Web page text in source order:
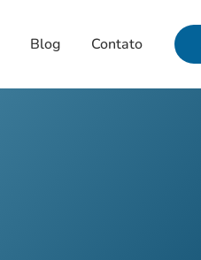
Blog Contato